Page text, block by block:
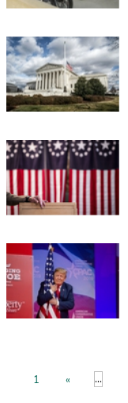
1 « ...